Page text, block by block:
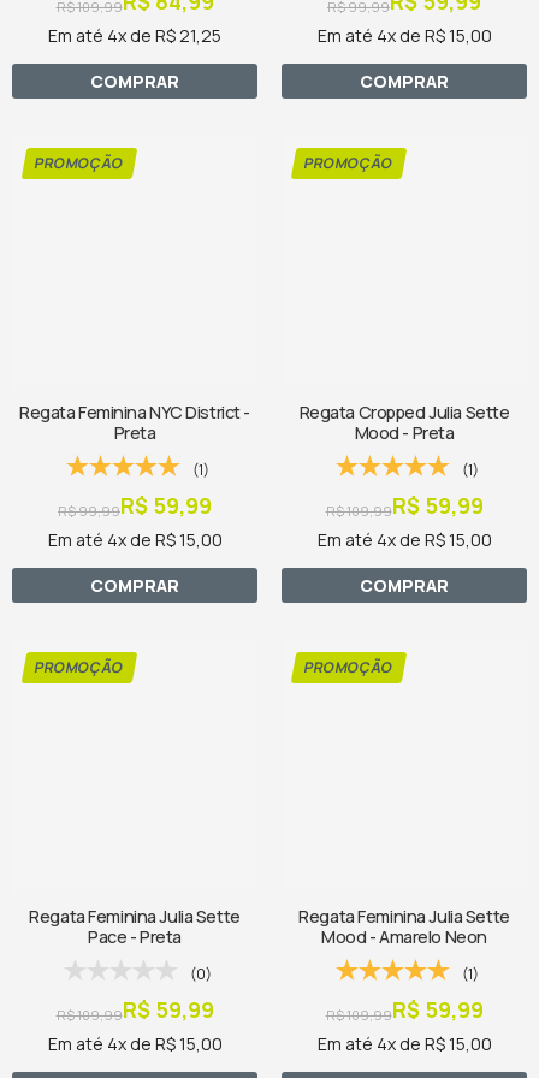
R$ 109,99
Em até 4x de R$ 21,25
COMPRAR
R$ 99,99
Em até 4x de R$ 15,00
COMPRAR
Regata Feminina NYC District -
Preta
(1)
R$ 59,99
R$ 99,99
Em até 4x de R$ 15,00
COMPRAR
Regata Cropped Julia Sette
Mood - Preta
(1)
R$ 59,99
R$ 109,99
Em até 4x de R$ 15,00
COMPRAR
Regata Feminina Julia Sette
Pace - Preta
(0)
R$ 59,99
R$ 109,99
Em até 4x de R$ 15,00
Regata Feminina Julia Sette
Mood - Amarelo Neon
(1)
R$ 59,99
R$ 109,99
Em até 4x de R$ 15,00